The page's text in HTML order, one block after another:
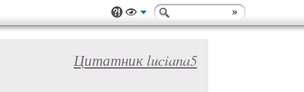
Цитатник luciana5